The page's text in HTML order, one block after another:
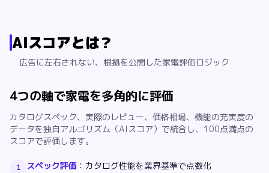
AIスコアとは？
広告に左右されない、根拠を公開した家電評価ロジック
4つの軸で家電を多角的に評価
カタログスペック、実際のレビュー、価格相場、機能の充実度の
データを独自アルゴリズム（AIスコア）で統合し、100点満点の
スコアで評価します。
1 スペック評価 ： カタログ性能を業界基準で点数化